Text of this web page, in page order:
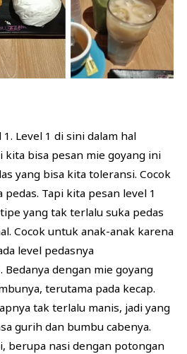
Level 1 di sini dalam hal
kita bisa pesan mie goyang ini
yang bisa kita toleransi. Cocok
Tapi kita pesan level 1
yang tak terlalu suka pedas
Cocok untuk anak-anak karena
level pedasnya
Bedanya dengan mie goyang
terutama pada kecap.
tak terlalu manis, jadi yang
gurih dan bumbu cabenya.
berupa nasi dengan potongan